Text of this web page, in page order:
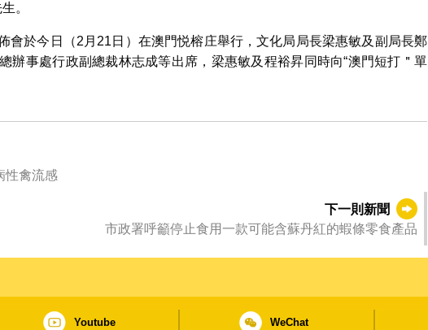
。
會於今日（2月21日）在澳門悦榕庄舉行，文化局局長梁惠敏及副局長鄭
辦事處行政副總裁林志成等出席，梁惠敏及程裕昇同時向“澳門短打＂單
性禽流感
下一則新聞
市政署呼籲停止食用一款可能含蘇丹紅的蝦條零食產品
Youtube WeChat